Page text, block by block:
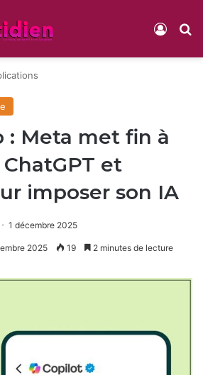
: Meta met fin à
et
imposer son IA
1 décembre 2025
2025 19 2 minutes de lecture